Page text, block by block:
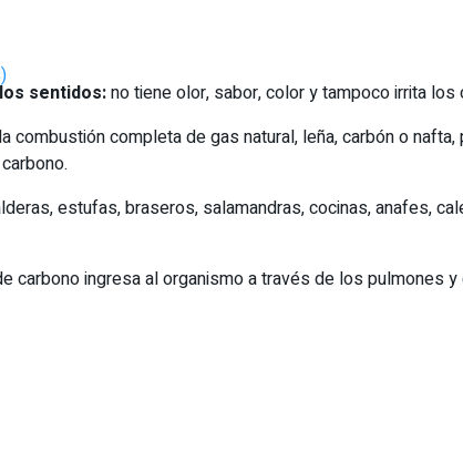
sentidos:no tiene olor, sabor, color y tampoco irrita los
combustión completa de gas natural, leña, carbón o
estufas, braseros, salamandras, cocinas, anafes,
carbono ingresa al organismo a través de los pulmones